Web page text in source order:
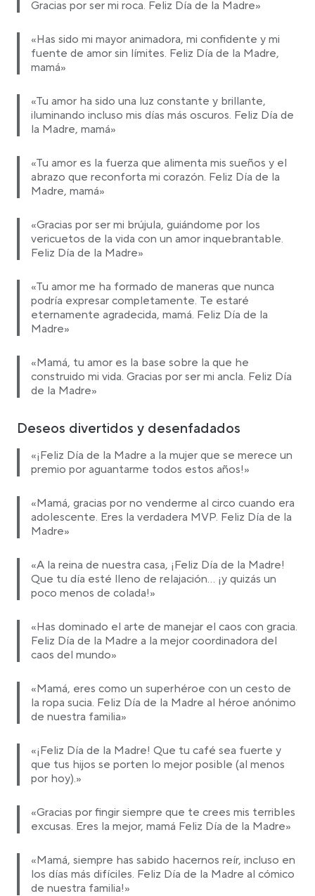
Gracias por ser mi roca. Feliz Día de la Madre»
«Has sido mi mayor animadora, mi confidente y mi
fuente de amor sin límites. Feliz Día de la Madre,
mamá»
«Tu amor ha sido una luz constante y brillante,
iluminando incluso mis días más oscuros. Feliz Día de
la Madre, mamá»
«Tu amor es la fuerza que alimenta mis sueños y el
abrazo que reconforta mi corazón. Feliz Día de la
Madre, mamá»
«Gracias por ser mi brújula, guiándome por los
vericuetos de la vida con un amor inquebrantable.
Feliz Día de la Madre»
«Tu amor me ha formado de maneras que nunca
podría expresar completamente. Te estaré
eternamente agradecida, mamá. Feliz Día de la
Madre»
«Mamá, tu amor es la base sobre la que he
construido mi vida. Gracias por ser mi ancla. Feliz Día
de la Madre»
Deseos divertidos y desenfadados
«¡Feliz Día de la Madre a la mujer que se merece un
premio por aguantarme todos estos años!»
«Mamá, gracias por no venderme al circo cuando era
adolescente. Eres la verdadera MVP. Feliz Día de la
Madre»
«A la reina de nuestra casa, ¡Feliz Día de la Madre!
Que tu día esté lleno de relajación… ¡y quizás un
poco menos de colada!»
«Has dominado el arte de manejar el caos con gracia.
Feliz Día de la Madre a la mejor coordinadora del
caos del mundo»
«Mamá, eres como un superhéroe con un cesto de
la ropa sucia. Feliz Día de la Madre al héroe anónimo
de nuestra familia»
«¡Feliz Día de la Madre! Que tu café sea fuerte y
que tus hijos se porten lo mejor posible (al menos
por hoy).»
«Gracias por fingir siempre que te crees mis terribles
excusas. Eres la mejor, mamá Feliz Día de la Madre»
«Mamá, siempre has sabido hacernos reír, incluso en
los días más difíciles. Feliz Día de la Madre al cómico
de nuestra familia!»